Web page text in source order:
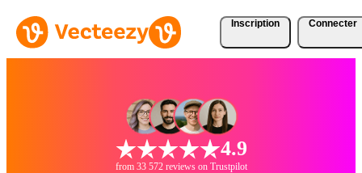
Inscription Connecter
4.9
from 33 572 reviews on Trustpilot